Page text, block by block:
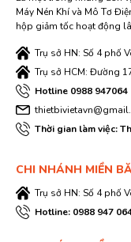
Máy Nén Khí và Mô Tơ
hộp giảm tốc hoạt động
Trụ sở HN: Số 4 phố
Trụ sở HCM: Đường
Hotline 0988 947064
Thời gian làm việc:
CHI NHÁNH MIỀN
Trụ sở HN: Số 4 phố
Hotline: 0988 947